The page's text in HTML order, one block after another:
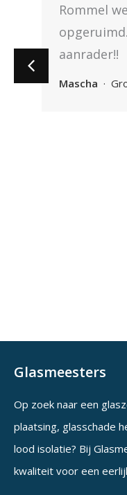
Rommel
aanrader!!
Mascha ·
Glasmeesters
Op zoek naar een
plaatsing, glasschade
lood isolatie? Bij
kwaliteit voor een